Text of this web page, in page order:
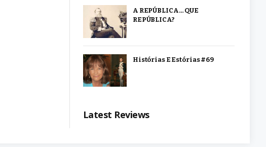
A REPÚBLICA… QUE
REPÚBLICA?
Histórias E Estórias #69
Latest Reviews